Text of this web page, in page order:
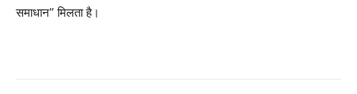
समाधान” मिलता है।